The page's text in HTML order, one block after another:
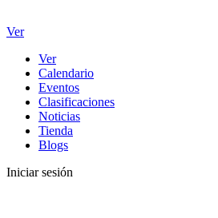
Ver
Ver
Calendario
Eventos
Clasificaciones
Noticias
Tienda
Blogs
Iniciar sesión